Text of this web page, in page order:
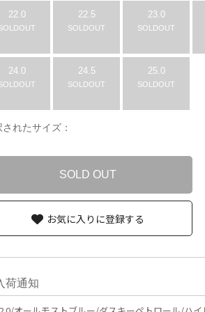
22.0 22.5
SOLDOUT
23.0
SOLDOUT
24.0 24.5
SOLDOUT
25.0
SOLDOUT
れたサイズ：
SOLD OUT
荷通知
お気に入りに登録する